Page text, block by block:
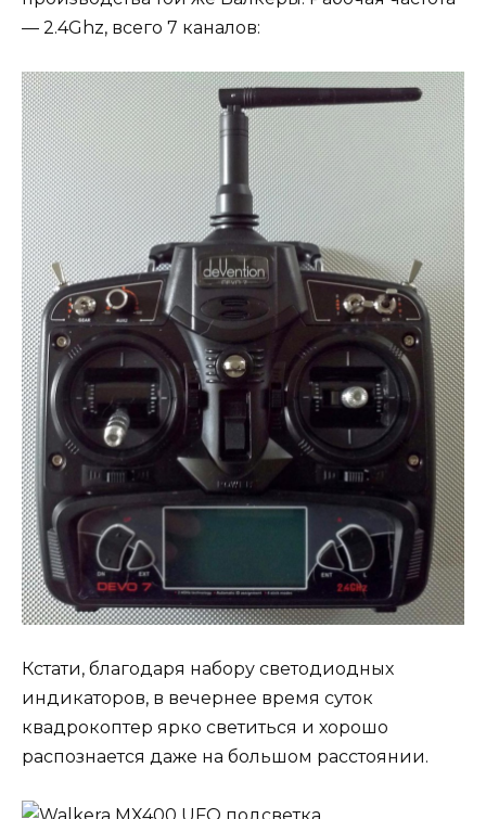
— 2.4Ghz, всего 7 каналов:
Кстати, благодаря набору светодиодных
индикаторов, в вечернее время суток
квадрокоптер ярко светиться и хорошо
распознается даже на большом расстоянии.